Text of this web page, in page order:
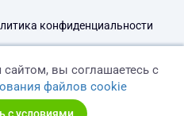
конфиденциальности
вы соглашаетесь с
файлов cookie